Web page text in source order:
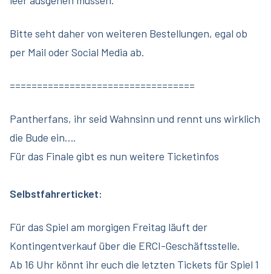
Bitte seht daher von weiteren Bestellungen, egal ob
per Mail oder Social Media ab.
==================================
Pantherfans, ihr seid Wahnsinn und rennt uns wirklich
die Bude ein….
Für das Finale gibt es nun weitere Ticketinfos
Selbstfahrerticket:
Für das Spiel am morgigen Freitag läuft der
Kontingentverkauf über die ERCI-Geschäftsstelle.
Ab 16 Uhr könnt ihr euch die letzten Tickets für Spiel 1